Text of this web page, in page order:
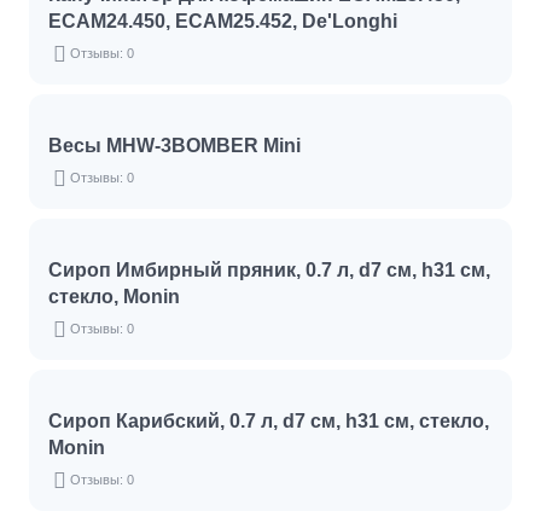
ECAM24.450, ECAM25.452, De'Longhi
Отзывы: 0
Весы MHW-3BOMBER Mini
Отзывы: 0
Сироп Имбирный пряник, 0.7 л, d7 см, h31 см,
стекло, Monin
Отзывы: 0
Сироп Карибский, 0.7 л, d7 см, h31 см, стекло,
Monin
Отзывы: 0